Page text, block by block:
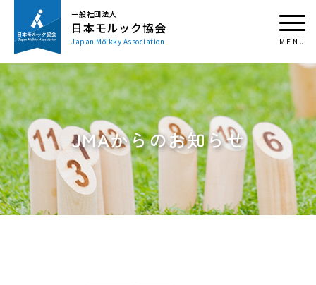
一般社団法人
日本モルック協会
Japan Mölkky Association
JMAからのお知らせ